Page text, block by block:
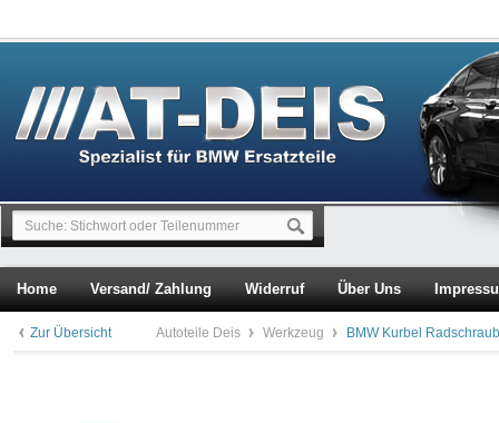
Home Versand/ Zahlung Widerruf Über Uns
Zur Übersicht Autoteile Deis Werkzeug BMW Kurbel